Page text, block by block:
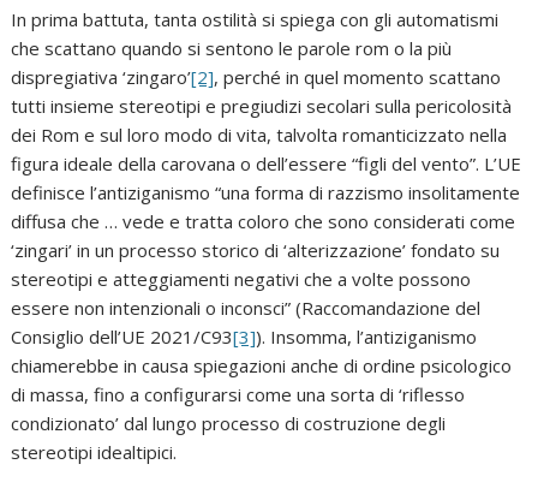
In prima battuta, tanta ostilità si spiega con gli automatismi
che scattano quando si sentono le parole rom o la più
dispregiativa ‘zingaro’[2], perché in quel momento scattano
tutti insieme stereotipi e pregiudizi secolari sulla pericolosità
dei Rom e sul loro modo di vita, talvolta romanticizzato nella
figura ideale della carovana o dell’essere “figli del vento”. L’UE
definisce l’antiziganismo “una forma di razzismo insolitamente
diffusa che … vede e tratta coloro che sono considerati come
‘zingari’ in un processo storico di ‘alterizzazione’ fondato su
stereotipi e atteggiamenti negativi che a volte possono
essere non intenzionali o inconsci” (Raccomandazione del
Consiglio dell’UE 2021/C93[3]). Insomma, l’antiziganismo
chiamerebbe in causa spiegazioni anche di ordine psicologico
di massa, fino a configurarsi come una sorta di ‘riflesso
condizionato’ dal lungo processo di costruzione degli
stereotipi idealtipici.